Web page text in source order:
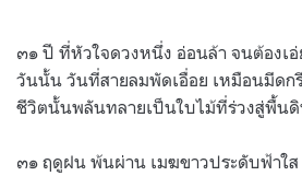
๓๑ ปี ที่หัวใจดวงหนึ่ง อ่อนล้า จนต้องเ
วันนั้น วันที่สายลมพัดเอื่อย เหมือนมีดก
ชีวิตนั้นพลันทลายเป็นใบไม้ที่ร่วงสู่พื้น
๓๑ ฤดูฝน พ้นผ่าน เมฆขาวประดับฟ้าใส